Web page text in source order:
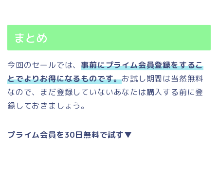
まとめ
今回のセールでは、事前にプライム会員登録をするこ
とでよりお得になるものです。お試し期間は当然無料
なので、まだ登録していないあなたは購入する前に登
録しておきましょう。
プライム会員を30日無料で試す▼